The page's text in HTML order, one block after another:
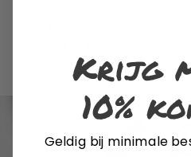
Krijg
10%
Geldig bij minimale